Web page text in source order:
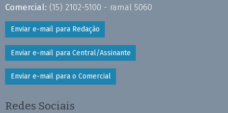
Comercial: (15) 2102-5100 - ramal 5060
Enviar e-mail para Redação
Enviar e-mail para Central/Assinante
Enviar e-mail para o Comercial
Redes Sociais